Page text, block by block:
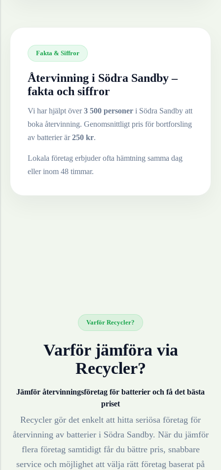
Fakta & Siffror
Återvinning i Södra Sandby–
fakta och siffror
Vi har hjälpt över3 500 personer i Södra Sandby att
boka återvinning. Genomsnittligt pris för bortforsling
av batterierär250 kr.
Lokala företag erbjuder ofta hämtning samma dag
eller inom 48 timmar.
Varför Recycler?
Varför jämföra via
Recycler?
Jämför återvinningsföretag för batterier och få det bästa
priset
Recycler gör det enkelt att hitta seriösa företag för
återvinning av batterieri Södra Sandby. När du jämför
flera företag samtidigt får du bättre pris, snabbare
service och möjlighet att välja rätt företag baserat på